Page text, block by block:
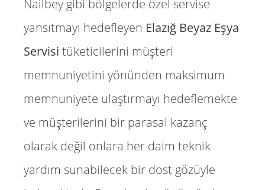
Nailbey gibi bölgelerde özel servise
yansıtmayı hedefleyen Elazığ Beyaz Eşya
Servisi tüketicilerini müşteri
memnuniyetini yönünden maksimum
memnuniyete ulaştırmayı hedeflemekte
ve müşterilerini bir parasal kazanç
olarak değil onlara her daim teknik
yardım sunabilecek bir dost gözüyle